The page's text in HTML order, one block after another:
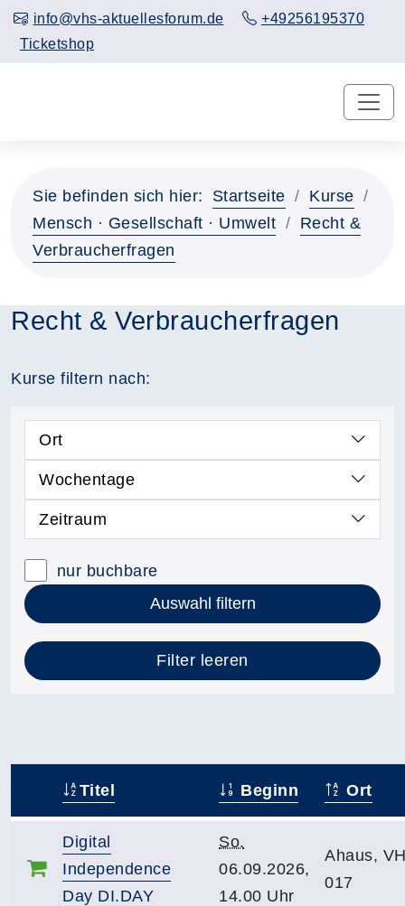
info@vhs-aktuellesforum.de
+49256195370
Ticketshop
Sie befinden sich hier: Startseite
Kurse
Mensch · Gesellschaft · Umwelt
Recht &
Verbraucherfragen
Recht & Verbraucherfragen
Kurse filtern nach:
Ort
Wochentage
Zeitraum
nur buchbare
Auswahl filtern
Filter leeren
Titel Beginn Ort
Digital
Independence
Day DI.DAY
So.
06.09.2026,
14.00 Uhr
Ahaus,
017